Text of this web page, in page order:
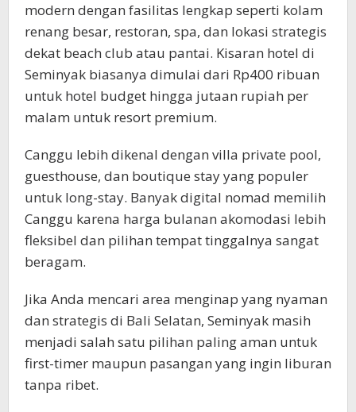
modern dengan fasilitas lengkap seperti kolam
renang besar, restoran, spa, dan lokasi strategis
dekat beach club atau pantai. Kisaran hotel di
Seminyak biasanya dimulai dari Rp400 ribuan
untuk hotel budget hingga jutaan rupiah per
malam untuk resort premium.
Canggu lebih dikenal dengan villa private pool,
guesthouse, dan boutique stay yang populer
untuk long-stay. Banyak digital nomad memilih
Canggu karena harga bulanan akomodasi lebih
fleksibel dan pilihan tempat tinggalnya sangat
beragam.
Jika Anda mencari area menginap yang nyaman
dan strategis di Bali Selatan, Seminyak masih
menjadi salah satu pilihan paling aman untuk
first-timer maupun pasangan yang ingin liburan
tanpa ribet.